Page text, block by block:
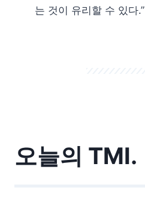
는 것이 유리할 수 있다.”
오늘의 TMI.